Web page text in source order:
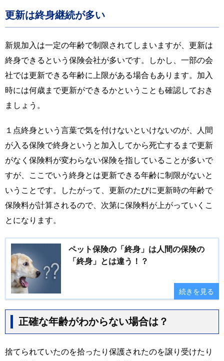
更新は終身継続が多い
新規加入は一定の年齢で制限されてしまいますが、更新は
終身できるという保険会社が多いです。しかし、一部の会
社では更新できる年齢に上限がある場合もあります。加入
時には何歳まで更新ができるかということも確認しておき
ましょう。
１点終身という言葉で気を付けないといけないのが、人間
が入る保険で終身というと加入してから死亡するまで更新
がなく保険料が変わらない保険を指していることが多いで
すが、ここでいう終身とは更新できる年齢に制限がないと
いうことです。したがって、更新のたびに更新時の年齢で
保険料が計算されるので、次第に保険料が上がっていくこ
とになります。
ペット保険の「終身」は人間の保険の
「終身」とは違う！？
続きを見る
正確な年齢がわからない場合は？
捨てられていたのを拾ったり保護されたのを譲り受けたり